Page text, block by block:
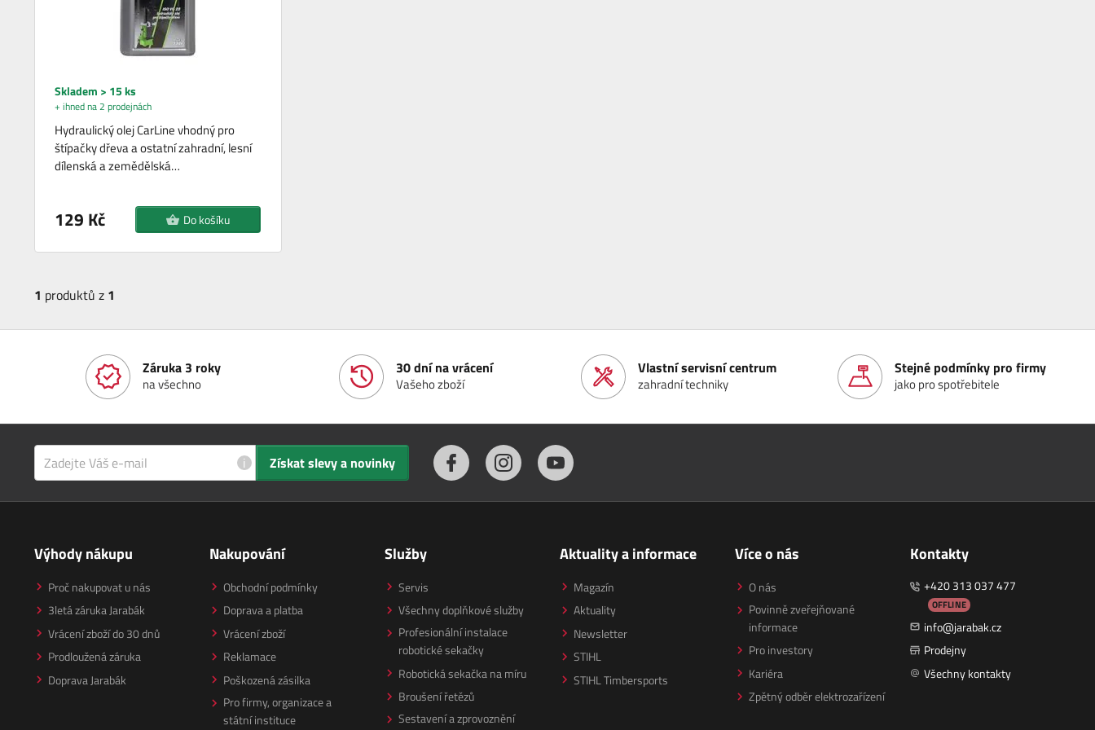
Skladem > 15 ks
+ ihned na 2 prodejnách
Hydraulický olej CarLine vhodný pro
štípačky dřeva a ostatní zahradní, lesní
dílenská a zemědělská…
129 Kč Do košíku
1 produktů z 1
Záruka 3 roky
na všechno
30 dní na vrácení
Vašeho zboží
Vlastní servisní centrum
zahradní techniky
Stejné podmínky pro firmy
jako pro spotřebitele
i Získat slevy a novinky
Výhody nákupu
Proč nakupovat u nás
3letá záruka Jarabák
Vrácení zboží do 30 dnů
Prodloužená záruka
Doprava Jarabák
Nakupování
Obchodní podmínky
Doprava a platba
Vrácení zboží
Reklamace
Poškozená zásilka
Pro firmy, organizace a
státní instituce
Služby
Servis
Všechny doplňkové služby
Profesionální instalace
robotické sekačky
Robotická sekačka na míru
Broušení řetězů
Sestavení a zprovoznění
Aktuality a informace
Magazín
Aktuality
Newsletter
STIHL
STIHL Timbersports
Více o nás
O nás
Povinně zveřejňované
informace
Pro investory
Kariéra
Zpětný odběr elektrozařízení
Kontakty
+420 313 037 477
OFFLINE
info@jarabak.cz
Prodejny
Všechny kontakty